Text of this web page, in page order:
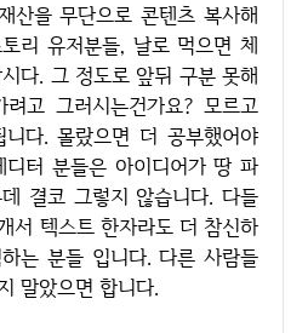
리 유저분들, 날로 먹으면 체
다. 그 정도로 앞뒤 구분 못해
고 그러시는건가요? 모르고
다. 몰랐으면 더 공부했어야
터 분들은 아이디어가 땅 파
결코 그렇지 않습니다. 다들
서 텍스트 한자라도 더 참신하
는 분들 입니다. 다른 사람들
말았으면 합니다.